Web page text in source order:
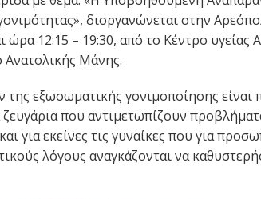
διοργανώνεται στην
12:15 – 19:30, από το Κέντρο υγείας
Μάνης.
της εξωσωματικής γονιμοποίησης είναι
που αντιμετωπίζουν
για εκείνες τις γυναίκες που για
λόγους αναγκάζονται να